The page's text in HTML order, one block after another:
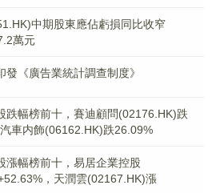
中期股東應佔虧損同比收窄
萬元
發《廣告業統計調查制度》
跌幅榜前十，賽迪顧問(02176.HK)跌
車内飾(06162.HK)跌26.09%
漲幅榜前十，易居企業控股
，天潤雲(02167.HK)漲